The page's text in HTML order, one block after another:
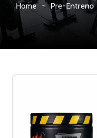
Home Pre-Entreno